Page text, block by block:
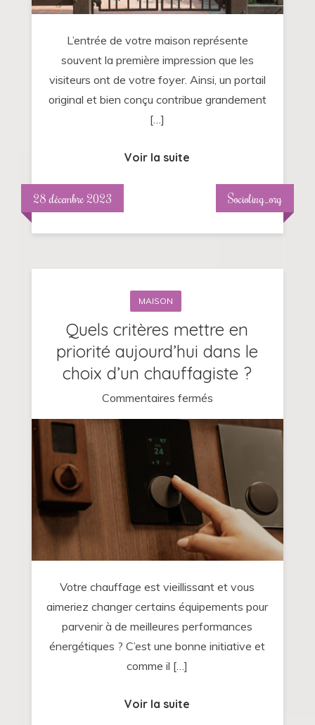
extérieur
choisissant
l’originalité
L’entrée de votre maison représente
souvent la première impression que les
visiteurs ont de votre foyer. Ainsi, un portail
original et bien conçu contribue grandement
[…]
Voir la suite
28 décembre 2023 Socioling_org
MAISON
Quels critères mettre en
priorité aujourd’hui dans le
choix d’un chauffagiste ?
Commentaires ferméssur
Quels
critères
mettre
en
priorité
aujourd’hui
dans
le
d’un
chauffagiste
?
Votre chauffage est vieillissant et vous
aimeriez changer certains équipements pour
parvenir à de meilleures performances
énergétiques ? C’est une bonne initiative et
comme il […]
Voir la suite